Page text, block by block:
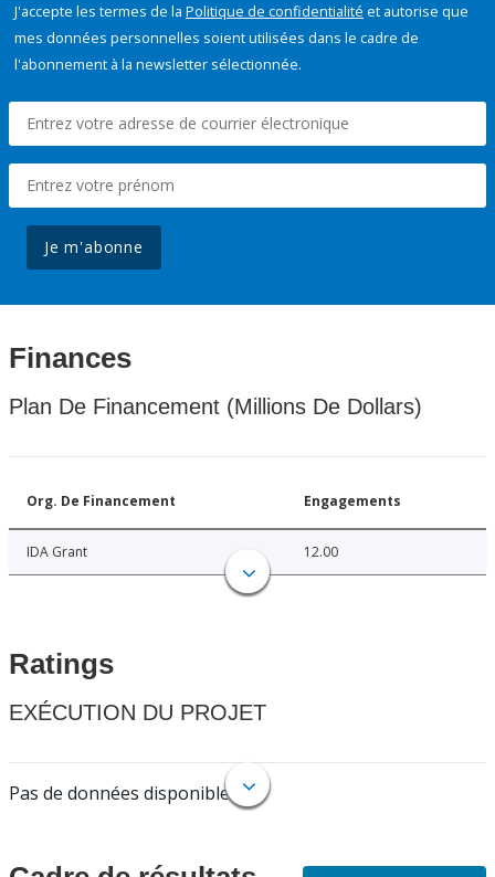
J'accepte les termes de la Politique de confidentialité et autorise que
mes données personnelles soient utilisées dans le cadre de
l'abonnement à la newsletter sélectionnée.
Je m'abonne
Finances
Plan De Financement (Millions De Dollars)
Org. De Financement Engagements
IDA Grant 12.00
Ratings
EXÉCUTION DU PROJET
Pas de données disponibles.